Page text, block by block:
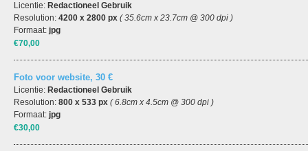
Licentie: Redactioneel Gebruik
Resolution: 4200 x 2800 px ( 35.6cm x 23.7cm @ 300 dpi )
Formaat: jpg
€70,00
Foto voor website, 30 €
Licentie: Redactioneel Gebruik
Resolution: 800 x 533 px ( 6.8cm x 4.5cm @ 300 dpi )
Formaat: jpg
€30,00